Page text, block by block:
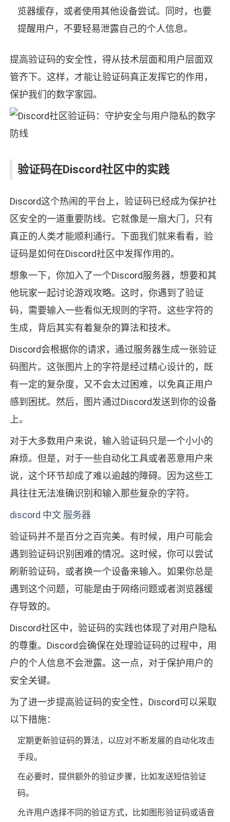
览器缓存，或者使用其他设备尝试。同时，也要
提醒用户，不要轻易泄露自己的个人信息。
提高验证码的安全性，得从技术层面和用户层面双
管齐下。这样，才能让验证码真正发挥它的作用，
保护我们的数字家园。
验证码在Discord社区中的实践
Discord这个热闹的平台上，验证码已经成为保护社
区安全的一道重要防线。它就像是一扇大门，只有
真正的人类才能顺利通行。下面我们就来看看，验
证码是如何在Discord社区中发挥作用的。
想象一下，你加入了一个Discord服务器，想要和其
他玩家一起讨论游戏攻略。这时，你遇到了验证
码，需要输入一些看似无规则的字符。这些字符的
生成，背后其实有着复杂的算法和技术。
Discord会根据你的请求，通过服务器生成一张验证
码图片。这张图片上的字符是经过精心设计的，既
有一定的复杂度，又不会太过困难，以免真正用户
感到困扰。然后，图片通过Discord发送到你的设备
上。
对于大多数用户来说，输入验证码只是一个小小的
麻烦。但是，对于一些自动化工具或者恶意用户来
说，这个环节却成了难以逾越的障碍。因为这些工
具往往无法准确识别和输入那些复杂的字符。
discord 中文 服务器
验证码并不是百分之百完美。有时候，用户可能会
遇到验证码识别困难的情况。这时候，你可以尝试
刷新验证码，或者换一个设备来输入。如果你总是
遇到这个问题，可能是由于网络问题或者浏览器缓
存导致的。
Discord社区中，验证码的实践也体现了对用户隐私
的尊重。Discord会确保在处理验证码的过程中，用
户的个人信息不会泄露。这一点，对于保护用户的
安全关键。
为了进一步提高验证码的安全性，Discord可以采取
以下措施：
定期更新验证码的算法，以应对不断发展的自动化攻击
手段。
在必要时，提供额外的验证步骤，比如发送短信验证
码。
允许用户选择不同的验证方式，比如图形验证码或语音